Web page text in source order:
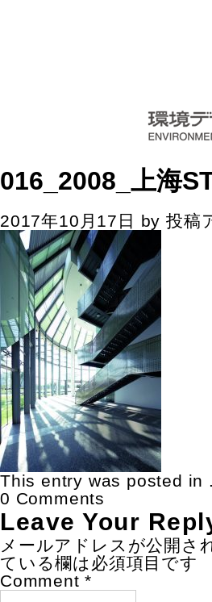
016_2008_上海
2017年10月17日 by投稿
This entry was posted in
0 Comments
Leave Your
メールアドレスが公開さ
ている欄は必須項目です
Comment *